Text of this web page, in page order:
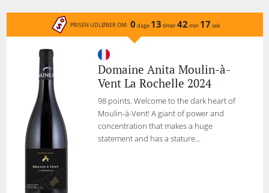
PRISEN UDLØBER OM: 0 dage 13 timer42 min 17 sek
Domaine Anita Moulin-à-
Vent La Rochelle 2024
98 points. Welcome to the dark heart of
Moulin-à-Vent! A giant of power and
concentration that makes a huge
statement and has a stature...